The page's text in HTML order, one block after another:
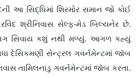
આ સિદ્ધિમાં શિરમોર સમાન જો કોઈ
શ્રીનિવાસ સેલ્ફ-મેડ બિલ્યનેર છે.
સિવાય કશું નથી મળ્યું. આગળ કહ્યું
દેસિકમણી સેન્ટ્રલ ગવર્નમેન્ટમાં જૉબ
તામિલનાડુ ગવર્નમેન્ટમાં જૉબ કરતા.